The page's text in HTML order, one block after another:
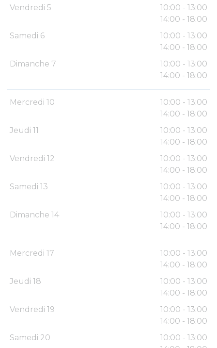
Vendredi 5
10:00 - 13:00
14:00 - 18:00
Samedi 6
10:00 - 13:00
14:00 - 18:00
Dimanche 7
10:00 - 13:00
14:00 - 18:00
Mercredi 10
10:00 - 13:00
14:00 - 18:00
Jeudi 11
10:00 - 13:00
14:00 - 18:00
Vendredi 12
10:00 - 13:00
14:00 - 18:00
Samedi 13
10:00 - 13:00
14:00 - 18:00
Dimanche 14
10:00 - 13:00
14:00 - 18:00
Mercredi 17
10:00 - 13:00
14:00 - 18:00
Jeudi 18
10:00 - 13:00
14:00 - 18:00
Vendredi 19
10:00 - 13:00
14:00 - 18:00
Samedi 20
10:00 - 13:00